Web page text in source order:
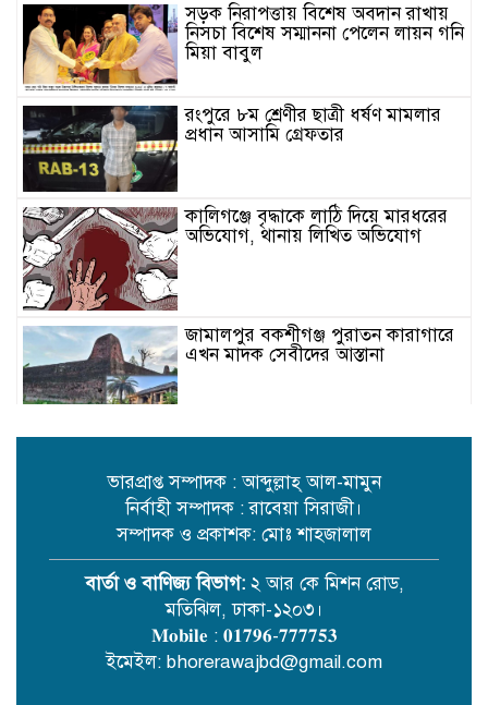
সড়ক নিরাপত্তায় বিশেষ অবদান রাখায়
নিসচা বিশেষ সম্মাননা পেলেন লায়ন গনি
মিয়া বাবুল
রংপুরে ৮ম শ্রেণীর ছাত্রী ধর্ষণ মামলার
প্রধান আসামি গ্রেফতার
কালিগঞ্জে বৃদ্ধাকে লাঠি দিয়ে মারধরের
অভিযোগ, থানায় লিখিত অভিযোগ
জামালপুর বকশীগঞ্জ পুরাতন কারাগারে
এখন মাদক সেবীদের আস্তানা
রেলওয়ের অবহেলায় ভোগান্তি ও ঝুঁকিতে
দুর্ভোগ
কবিতা /ছোট গল্প/ এম এম মিজান
বিদেশি ফলে দিনাজপুরের যুবক কামাল
ভারপ্রাপ্ত সম্পাদক : আব্দুল্লাহ্ আল-মামুন
নির্বাহী সম্পাদক : রাবেয়া সিরাজী।
সম্পাদক ও প্রকাশক: মোঃ শাহজালাল
বার্তা ও বাণিজ্য বিভাগ: ২ আর কে মিশন রোড,
মতিঝিল, ঢাকা-১২০৩।
𝐌𝐨𝐛𝐢𝐥𝐞 : 𝟎𝟏𝟕𝟗𝟔-𝟕𝟕𝟕𝟕𝟓𝟑
ইমেইল: bhorerawajbd@gmail.com